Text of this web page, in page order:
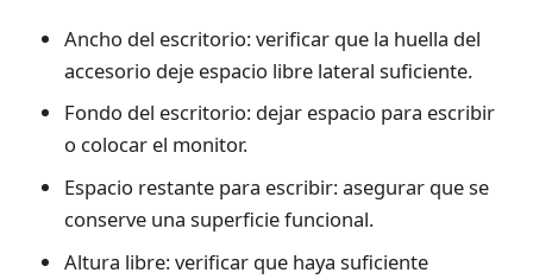
Ancho del escritorio: verificar que la huella del
accesorio deje espacio libre lateral suficiente.
Fondo del escritorio: dejar espacio para escribir
o colocar el monitor.
Espacio restante para escribir: asegurar que se
conserve una superficie funcional.
Altura libre: verificar que haya suficiente